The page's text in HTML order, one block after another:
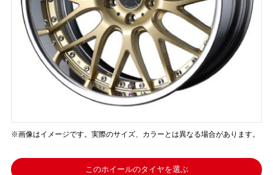
※画像はイメージです。実際のサイズ、カラーとは異なる場合があります。
このホイールのタイヤを選ぶ